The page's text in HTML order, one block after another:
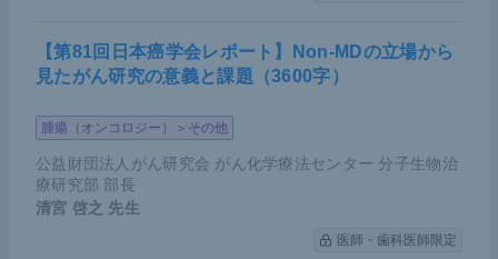
【第81回日本癌学会レポート】Non-MDの立場から
見たがん研究の意義と課題（3600字）
腫瘍（オンコロジー）＞その他
公益財団法人がん研究会 がん化学療法センター 分子生物治
療研究部 部長
清宮 啓之 先生
医師・歯科医師限定